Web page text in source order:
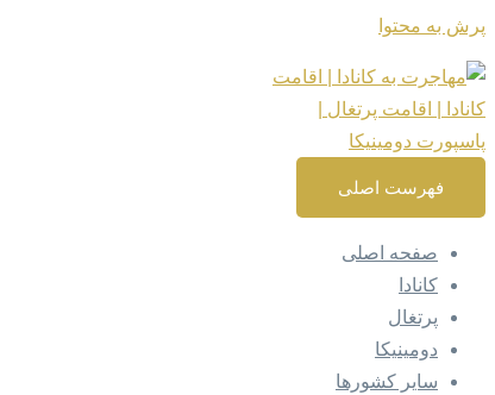
پرش به محتوا
فهرست اصلی
صفحه اصلی
کانادا
پرتغال
دومینیکا
سایر کشورها